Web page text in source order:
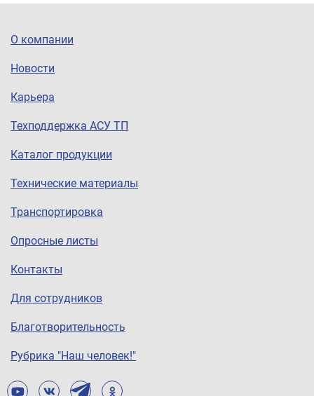
О компании
Новости
Карьера
Техподдержка АСУ ТП
Каталог продукции
Технические материалы
Транспортировка
Опросные листы
Контакты
Для сотрудников
Благотворительность
Рубрика "Наш человек!"